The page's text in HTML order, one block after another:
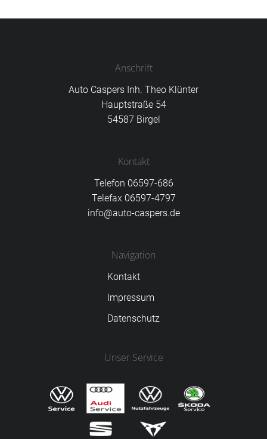
Anschrift
Auto Caspers Inh. Theo Klünter
Hauptstraße 54
54587 Birgel
Kontakt
Telefon 06597-686
Telefax 06597-4797
info@auto-caspers.de
Navigation
Kontakt
Impressum
Datenschutz
Unser Service